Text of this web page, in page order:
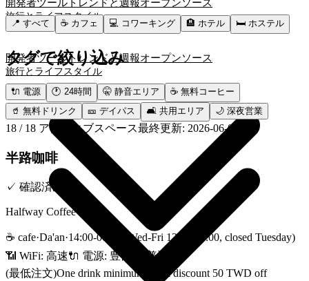
開発者ツール トレンドと週報オープンソース
旅行とライフスタイル
開発者ツールトレンドと週報オープンソース
旅行とライフスタイル
📍 すべて ☕ カフェ 💻 コワーキング 🏨 ホテル 🛏️ ホステル
タグで絞り込み
🔌 電源 🕐 24時間 🤫 静音エリア ☕ 無料コーヒー
🥤 無料ドリンク 🎫 デイパス 🛋️ 共用エリア 🌙 深夜営業
18 / 18 アクティブスペース最終更新: 2026-06-01
半路咖啡
✓ 確認済み
Halfway Coffee
☕ cafe·Da'an·14:00-00:00 (Wed-Fri 12:00-00:00, closed Tuesday)
📶 WiFi: 高速🔌 電源: 豊富
普通
(最低注文)One drink minimum; refill discount 50 TWD off